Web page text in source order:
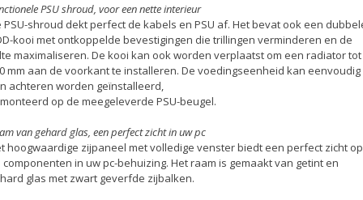
PSU shroud, voor een nette interieur
PSU-shroud dekt perfect de kabels en PSU af. Het bevat ook een
kooi met ontkoppelde bevestigingen die trillingen verminderen en de
maximaliseren. De kooi kan ook worden verplaatst om een radiator tot
mm aan de voorkant te installeren. De voedingseenheid kan eenvoudig
achteren worden geïnstalleerd,
op de meegeleverde PSU-beugel.
van gehard glas, een perfect zicht in uw pc
hoogwaardige zijpaneel met volledige venster biedt een perfect zicht op
componenten in uw pc-behuizing. Het raam is gemaakt van getint en
glas met zwart geverfde zijbalken.